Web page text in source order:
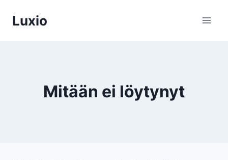
sisältöön
Luxio
Mitään ei löytynyt